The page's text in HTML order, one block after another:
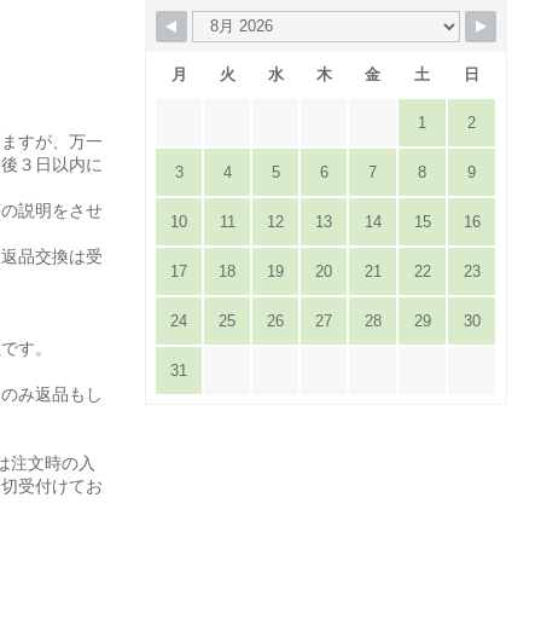
すが、万一
３日以内に
説明をさせ
品交換は受
す。
み返品もし
注文時の入
受付けてお
月 火 水 木 金 土 日
1 2
3 4 5 6 7 8 9
10 11 12 13 14 15 16
17 18 19 20 21 22 23
24 25 26 27 28 29 30
31